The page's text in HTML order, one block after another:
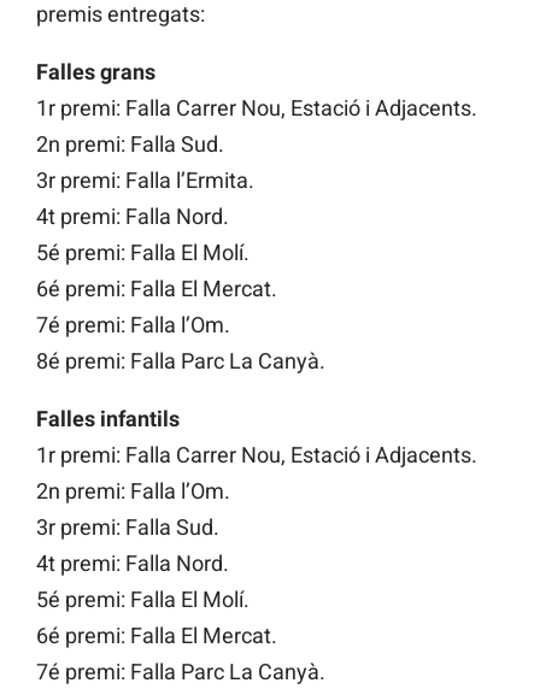
premis entregats:
Falles grans
1r premi: Falla Carrer Nou, Estació i Adjacents.
2n premi: Falla Sud.
3r premi: Falla l’Ermita.
4t premi: Falla Nord.
5é premi: Falla El Molí.
6é premi: Falla El Mercat.
7é premi: Falla l’Om.
8é premi: Falla Parc La Canyà.
Falles infantils
1r premi: Falla Carrer Nou, Estació i Adjacents.
2n premi: Falla l’Om.
3r premi: Falla Sud.
4t premi: Falla Nord.
5é premi: Falla El Molí.
6é premi: Falla El Mercat.
7é premi: Falla Parc La Canyà.